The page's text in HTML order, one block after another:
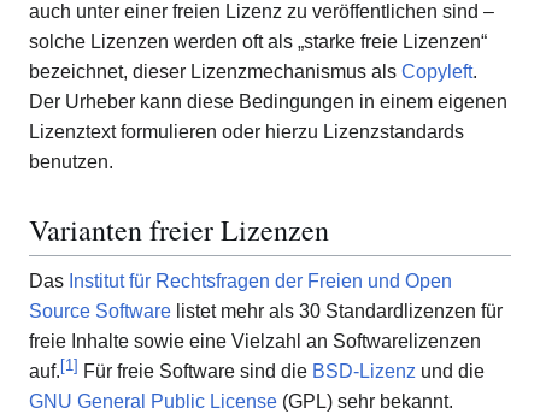
auch unter einer freien Lizenz zu veröffentlichen sind –
solche Lizenzen werden oft als „starke freie Lizenzen“
bezeichnet, dieser Lizenzmechanismus als Copyleft.
Der Urheber kann diese Bedingungen in einem eigenen
Lizenztext formulieren oder hierzu Lizenzstandards
benutzen.
Varianten freier Lizenzen
Das Institut für Rechtsfragen der Freien und Open
Source Software listet mehr als 30 Standardlizenzen für
freie Inhalte sowie eine Vielzahl an Softwarelizenzen
auf. [1 ] Für freie Software sind die BSD-Lizenz und die
GNU General Public License (GPL) sehr bekannt.